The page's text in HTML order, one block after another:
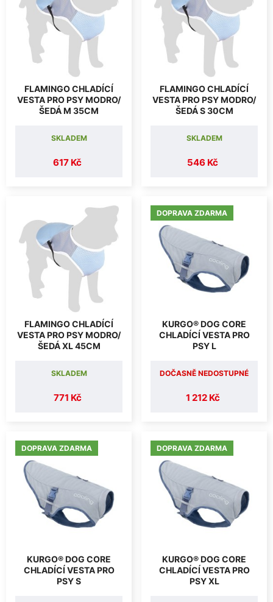
FLAMINGO CHLADÍCÍ
VESTA PRO PSY MODRO/
ŠEDÁ M 35CM
617 Kč
SKLADEM
FLAMINGO CHLADÍCÍ
VESTA PRO PSY MODRO/
ŠEDÁ S 30CM
546 Kč
SKLADEM
FLAMINGO CHLADÍCÍ
VESTA PRO PSY MODRO/
ŠEDÁ XL 45CM
771 Kč
SKLADEM
DOPRAVA ZDARMA
KURGO® DOG CORE
CHLADÍCÍ VESTA PRO
PSY L
1 212 Kč
DOČASNĚ NEDOSTUPNÉ
DOPRAVA ZDARMA
KURGO® DOG CORE
CHLADÍCÍ VESTA PRO
PSY S
DOPRAVA ZDARMA
KURGO® DOG CORE
CHLADÍCÍ VESTA PRO
PSY XL